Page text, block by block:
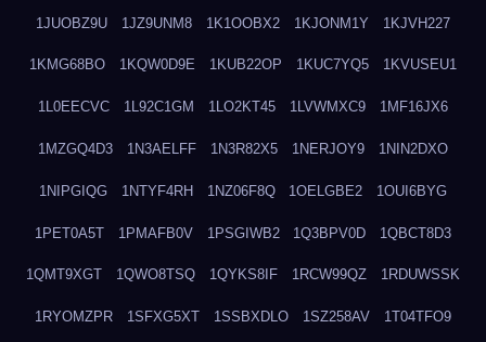
1JUOBZ9U 1JZ9UNM8 1K1OOBX2 1KJONM1Y 1KJVH227
1KMG68BO 1KQW0D9E 1KUB22OP 1KUC7YQ5 1KVUSEU1
1L0EECVC 1L92C1GM 1LO2KT45 1LVWMXC9 1MF16JX6
1MZGQ4D3 1N3AELFF 1N3R82X5 1NERJOY9 1NIN2DXO
1NIPGIQG 1NTYF4RH 1NZ06F8Q 1OELGBE2 1OUI6BYG
1PET0A5T 1PMAFB0V 1PSGIWB2 1Q3BPV0D 1QBCT8D3
1QMT9XGT 1QWO8TSQ 1QYKS8IF 1RCW99QZ 1RDUWSSK
1RYOMZPR 1SFXG5XT 1SSBXDLO 1SZ258AV 1T04TFO9